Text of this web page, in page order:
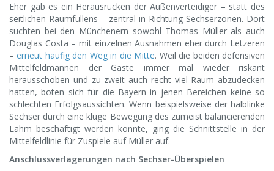
Eher gab es ein Herausrücken der Außenverteidiger – statt des
seitlichen Raumfüllens – zentral in Richtung Sechserzonen. Dort
suchten bei den Münchenern sowohl Thomas Müller als auch
Douglas Costa – mit einzelnen Ausnahmen eher durch Letzeren
–erneut häufig den Weg in die Mitte. Weil die beiden defensiven
Mittelfeldmannen der Gäste immer mal wieder riskant
herausschoben und zu zweit auch recht viel Raum abzudecken
hatten, boten sich für die Bayern in jenen Bereichen keine so
schlechten Erfolgsaussichten. Wenn beispielsweise der halblinke
Sechser durch eine kluge Bewegung des zumeist balancierenden
Lahm beschäftigt werden konnte, ging die Schnittstelle in der
Mittelfeldlinie für Zuspiele auf Müller auf.
Anschlussverlagerungen nach Sechser-Überspielen